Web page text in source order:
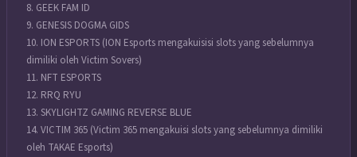
8. GEEK FAM ID
9. GENESIS DOGMA GIDS
10. ION ESPORTS (ION Esports mengakuisisi slots yang sebelumnya
dimiliki oleh Victim Sovers)
11. NFT ESPORTS
12. RRQ RYU
13. SKYLIGHTZ GAMING REVERSE BLUE
14. VICTIM 365 (Victim 365 mengakuisi slots yang sebelumnya dimiliki
oleh TAKAE Esports)